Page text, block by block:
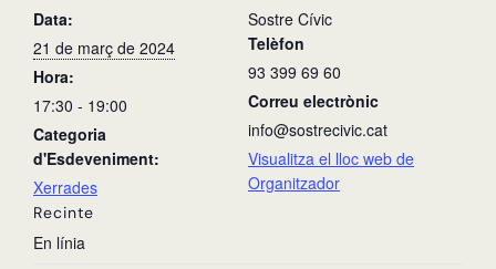
Data:
21 de març de 2024
Hora:
17:30 - 19:00
Categoria
d'Esdeveniment:
Xerrades
Recinte
En línia
Sostre Cívic
Telèfon
93 399 69 60
Correu electrònic
info@sostrecivic.cat
Visualitza el lloc web de
Organitzador